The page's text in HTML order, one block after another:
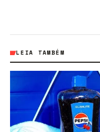
LEIA TAMBÉM